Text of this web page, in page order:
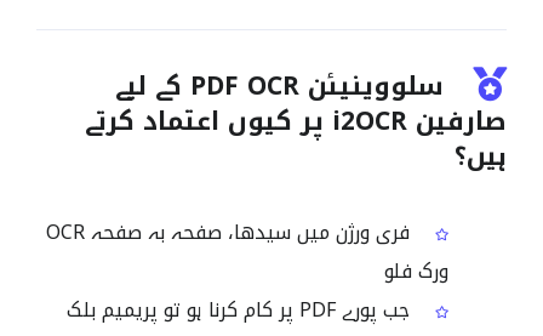
سلووینیئن PDF OCR کے لیے
صارفین i2OCR پر کیوں اعتماد کرتے
ہیں؟
فری ورژن میں سیدھا، صفحہ بہ صفحہ OCR
ورک فلو
جب پورے PDF پر کام کرنا ہو تو پریمیم بلک